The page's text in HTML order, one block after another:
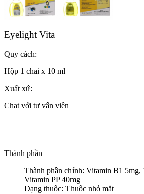
Eyelight Vita
Quy cách:
Hộp 1 chai x 10 ml
Xuất xứ:
Chat với tư vấn viên
Thành phần
Thành phần chính: Vitamin B1 5mg,
Vitamin PP 40mg
Dạng thuốc: Thuốc nhỏ mắt